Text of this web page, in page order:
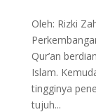
Oleh: Rizki
Qur’an
Islam.
tingginya
tujuh...